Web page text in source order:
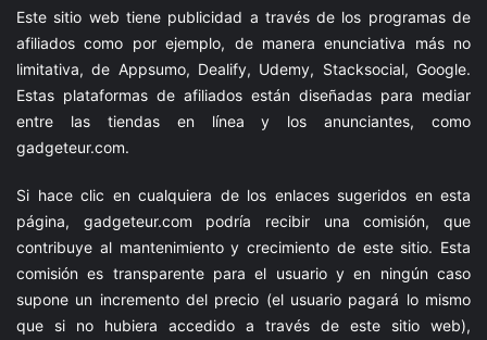
Este sitio web tiene publicidad a través de los programas de
afiliados como por ejemplo, de manera enunciativa más no
limitativa, de Appsumo, Dealify, Udemy, Stacksocial, Google.
Estas plataformas de afiliados están diseñadas para mediar
entre las tiendas en línea y los anunciantes, como
gadgeteur.com.
Si hace clic en cualquiera de los enlaces sugeridos en esta
página, gadgeteur.com podría recibir una comisión, que
contribuye al mantenimiento y crecimiento de este sitio. Esta
comisión es transparente para el usuario y en ningún caso
supone un incremento del precio (el usuario pagará lo mismo
que si no hubiera accedido a través de este sitio web),